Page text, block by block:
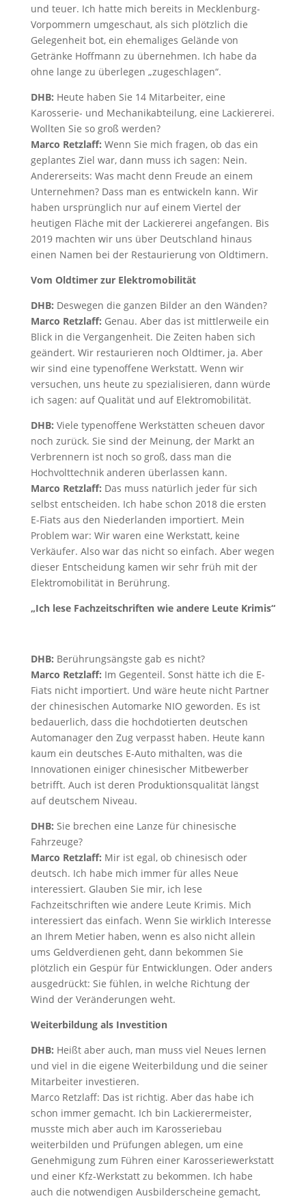
und teuer. Ich hatte mich bereits in Mecklenburg-
Vorpommern umgeschaut, als sich plötzlich die
Gelegenheit bot, ein ehemaliges Gelände von
Getränke Hoffmann zu übernehmen. Ich habe da
ohne lange zu überlegen „zugeschlagen“.
DHB: Heute haben Sie 14 Mitarbeiter, eine
Karosserie- und Mechanikabteilung, eine Lackiererei.
Wollten Sie so groß werden?
Marco Retzlaff: Wenn Sie mich fragen, ob das ein
geplantes Ziel war, dann muss ich sagen: Nein.
Andererseits: Was macht denn Freude an einem
Unternehmen? Dass man es entwickeln kann. Wir
haben ursprünglich nur auf einem Viertel der
heutigen Fläche mit der Lackiererei angefangen. Bis
2019 machten wir uns über Deutschland hinaus
einen Namen bei der Restaurierung von Oldtimern.
Vom Oldtimer zur Elektromobilität
DHB: Deswegen die ganzen Bilder an den Wänden?
Marco Retzlaff: Genau. Aber das ist mittlerweile ein
Blick in die Vergangenheit. Die Zeiten haben sich
geändert. Wir restaurieren noch Oldtimer, ja. Aber
wir sind eine typenoffene Werkstatt. Wenn wir
versuchen, uns heute zu spezialisieren, dann würde
ich sagen: auf Qualität und auf Elektromobilität.
DHB: Viele typenoffene Werkstätten scheuen davor
noch zurück. Sie sind der Meinung, der Markt an
Verbrennern ist noch so groß, dass man die
Hochvolttechnik anderen überlassen kann.
Marco Retzlaff: Das muss natürlich jeder für sich
selbst entscheiden. Ich habe schon 2018 die ersten
E-Fiats aus den Niederlanden importiert. Mein
Problem war: Wir waren eine Werkstatt, keine
Verkäufer. Also war das nicht so einfach. Aber wegen
dieser Entscheidung kamen wir sehr früh mit der
Elektromobilität in Berührung.
„Ich lese Fachzeitschriften wie andere Leute Krimis“
DHB: Berührungsängste gab es nicht?
Marco Retzlaff: Im Gegenteil. Sonst hätte ich die E-
Fiats nicht importiert. Und wäre heute nicht Partner
der chinesischen Automarke NIO geworden. Es ist
bedauerlich, dass die hochdotierten deutschen
Automanager den Zug verpasst haben. Heute kann
kaum ein deutsches E-Auto mithalten, was die
Innovationen einiger chinesischer Mitbewerber
betrifft. Auch ist deren Produktionsqualität längst
auf deutschem Niveau.
DHB: Sie brechen eine Lanze für chinesische
Fahrzeuge?
Marco Retzlaff: Mir ist egal, ob chinesisch oder
deutsch. Ich habe mich immer für alles Neue
interessiert. Glauben Sie mir, ich lese
Fachzeitschriften wie andere Leute Krimis. Mich
interessiert das einfach. Wenn Sie wirklich Interesse
an Ihrem Metier haben, wenn es also nicht allein
ums Geldverdienen geht, dann bekommen Sie
plötzlich ein Gespür für Entwicklungen. Oder anders
ausgedrückt: Sie fühlen, in welche Richtung der
Wind der Veränderungen weht.
Weiterbildung als Investition
DHB: Heißt aber auch, man muss viel Neues lernen
und viel in die eigene Weiterbildung und die seiner
Mitarbeiter investieren.
Marco Retzlaff: Das ist richtig. Aber das habe ich
schon immer gemacht. Ich bin Lackierermeister,
musste mich aber auch im Karosseriebau
weiterbilden und Prüfungen ablegen, um eine
Genehmigung zum Führen einer Karosseriewerkstatt
und einer Kfz-Werkstatt zu bekommen. Ich habe
auch die notwendigen Ausbilderscheine gemacht,